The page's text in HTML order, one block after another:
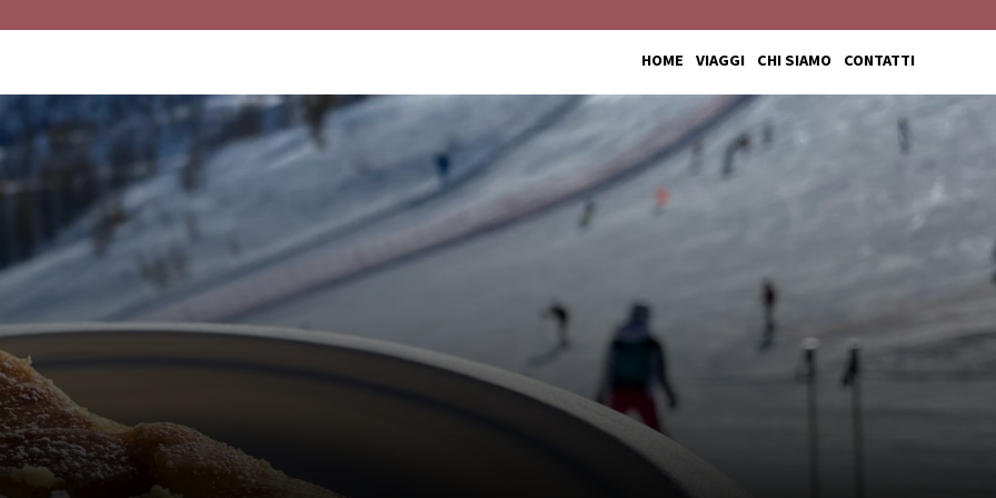
HOME VIAGGI CHI SIAMO CONTATTI